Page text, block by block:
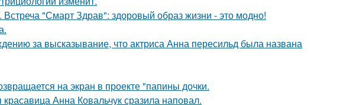
"Смарт Здрав": здоровый образ жизни - это модно!
за высказывание, что актриса Анна пересильд была названа
на экран в проекте "папины дочки.
Анна Ковальчук сразила наповал.